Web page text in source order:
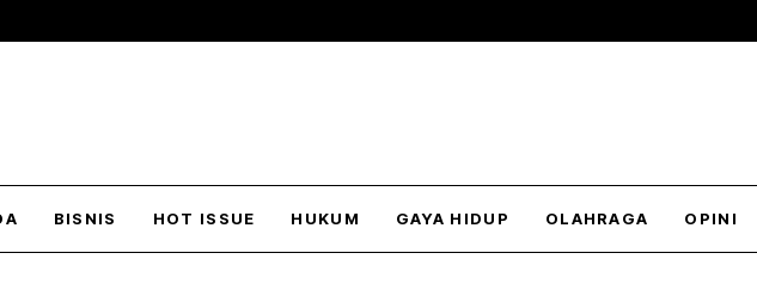
BISNIS HOT ISSUE HUKUM GAYA HIDUP OLAHRAGA OPINI